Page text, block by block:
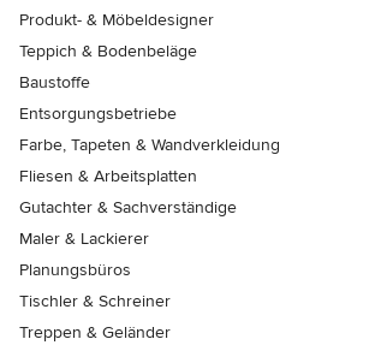
Produkt- & Möbeldesigner
Teppich & Bodenbeläge
Baustoffe
Entsorgungsbetriebe
Farbe, Tapeten & Wandverkleidung
Fliesen & Arbeitsplatten
Gutachter & Sachverständige
Maler & Lackierer
Planungsbüros
Tischler & Schreiner
Treppen & Geländer